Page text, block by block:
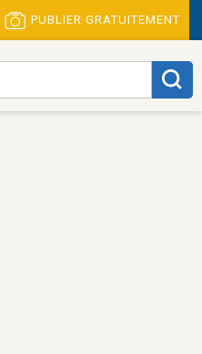
PUBLIER GRATUITEMENT